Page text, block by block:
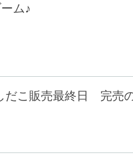
ム♪
こ販売最終日 完売